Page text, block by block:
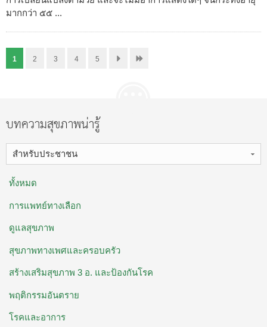
มากกว่า ๕๕ ...
1 2 3 4 5
บทความสุขภาพน่ารู้
สำหรับประชาชน
ทั้งหมด
การแพทย์ทางเลือก
ดูแลสุขภาพ
สุขภาพทางเพศและครอบครัว
สร้างเสริมสุขภาพ 3 อ. ​และป้องกันโรค
พฤติกรรมอันตราย
โรคและอาการ